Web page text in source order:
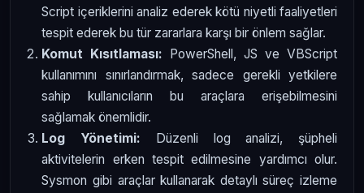
Script içeriklerini analiz ederek kötü niyetli faaliyetleri
tespit ederek bu tür zararlara karşı bir önlem sağlar.
Komut Kısıtlaması: PowerShell, JS ve VBScript
kullanımını sınırlandırmak, sadece gerekli yetkilere
sahip kullanıcıların bu araçlara erişebilmesini
sağlamak önemlidir.
Log Yönetimi: Düzenli log analizi, şüpheli
aktivitelerin erken tespit edilmesine yardımcı olur.
Sysmon gibi araçlar kullanarak detaylı süreç izleme